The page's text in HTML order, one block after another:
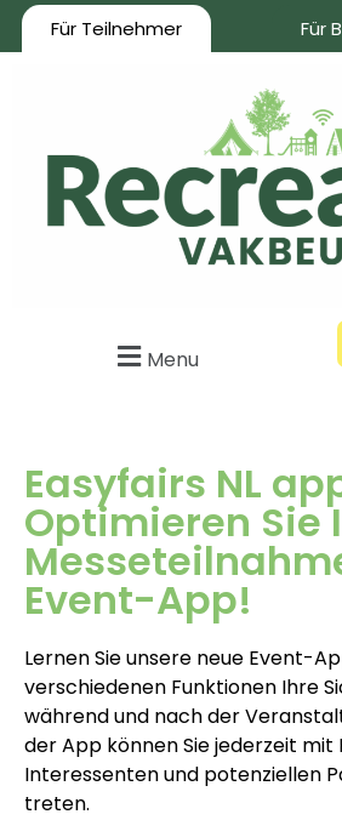
Für Teilnehmer Für
Menu
Easyfairs NL
Optimieren Sie
Event-App!
Lernen Sie unsere neue Event-
verschiedenen Funktionen Ihre
während und nach der
der App können Sie jederzeit mit
Interessenten und potenziellen
treten.